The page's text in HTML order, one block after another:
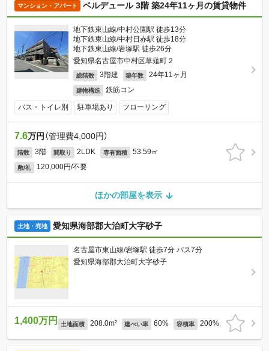
マンション・アパート ベルデュール 3階 築24年11ヶ月の賃貸物件
地下鉄東山線/中村公園駅 徒歩13分
地下鉄東山線/中村日赤駅 徒歩18分
地下鉄東山線/岩塚駅 徒歩26分
愛知県名古屋市中村区草薙町２
総階数 3階建 築年数 24年11ヶ月
建物構造 鉄筋コン
バス・トイレ別 駐車場あり フローリング
7.6万円 （管理費4,000円）
階数 3階 間取り 2LDK 専有面積 53.59㎡
敷/礼 120,000円/不要
ほかの部屋を表示
土地・売地 愛知県海部郡大治町大字砂子
名古屋市東山線/岩塚駅 徒歩7分 バス7分
愛知県海部郡大治町大字砂子
1,400万円 土地面積 208.0m² 建ぺい率 60% 容積率 200%